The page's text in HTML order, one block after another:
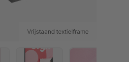
Vrijstaand textielframe